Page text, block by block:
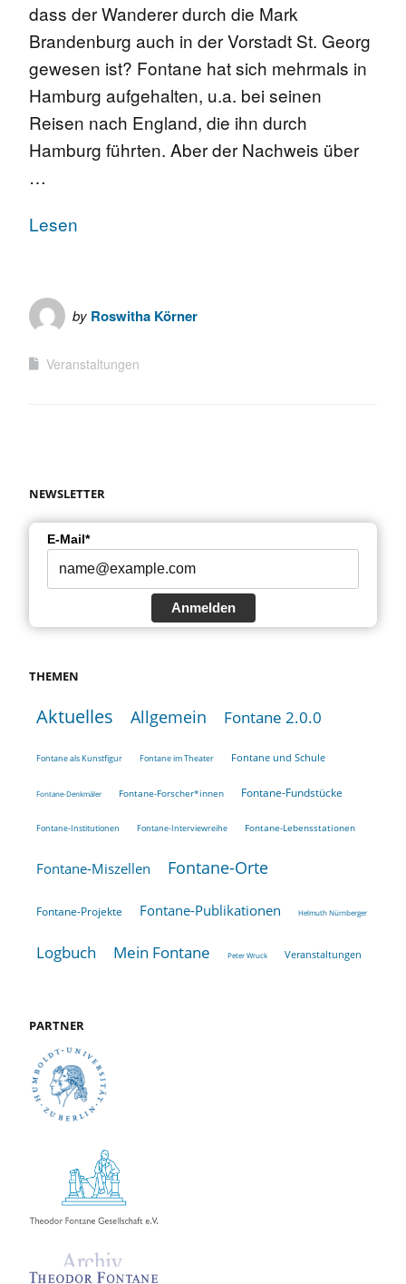
dass der Wanderer durch die Mark
Brandenburg auch in der Vorstadt St. Georg
gewesen ist? Fontane hat sich mehrmals in
Hamburg aufgehalten, u.a. bei seinen
Reisen nach England, die ihn durch
Hamburg führten. Aber der Nachweis über
…
Lesen
by Roswitha Körner
Veranstaltungen
NEWSLETTER
E-Mail*
Anmelden
THEMEN
Aktuelles Allgemein Fontane 2.0.0
Fontane als Kunstfigur Fontane im Theater Fontane und Schule
Fontane-Denkmäler Fontane-Forscher*innen Fontane-Fundstücke
Fontane-Institutionen Fontane-Interviewreihe Fontane-Lebensstationen
Fontane-Miszellen Fontane-Orte
Fontane-Projekte Fontane-Publikationen Helmuth Nürnberger
Logbuch Mein Fontane Peter Wruck Veranstaltungen
PARTNER